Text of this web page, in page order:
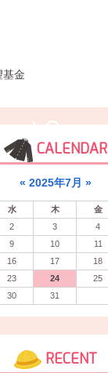
基金
CALENDAR
« 2025年7月 »
水 木 金
2 3 4
9 10 11
16 17 18
23 24 25
30 31
RECENT